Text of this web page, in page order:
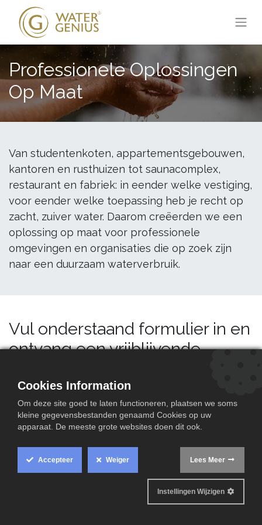
Professionele Oplossingen
Op Maat
Van studentenkoten, appartementsgebouwen,
kantoren en rusthuizen tot saunacomplex,
restaurant en fabriek: in eender welke vestiging,
voor eender welke toepassing heb je recht op
zacht, zuiver water. Daarom creëerden we een
oplossing op maat voor professionele
omgevingen en organisaties die op zoek zijn
naar een duurzaam waterverbruik.
Vul onderstaand formulier in en
ontvang een vrijblijvende
Met een combinatie van onze diverse behandelingen
wordt elk project succesvol aangepakt. Contacteer ons
vandaag nog voor een vrijblijvende analyse. Zo komen
we samen tot de beste oplossing voor jouw project.
Cookies Information
Om deze site goed te laten functioneren, plaatsen we soms
kleine gegevensbestanden genaamd Cookies op uw
apparaat. De meeste grote websites doen dit ook.
Accepteer Weiger Lees Meer
Instellingen Wijzigen